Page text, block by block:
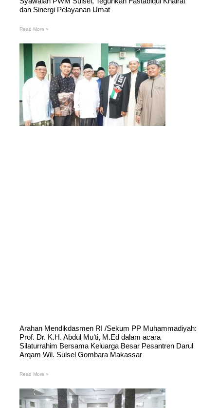
dan Sinergi Pelayanan Umat
Read More »
Arahan Mendikdasmen RI /Sekum PP Muhammadiyah:
Prof. Dr. K.H. Abdul Mu’ti, M.Ed dalam acara
Silaturrahim Bersama Keluarga Besar Pesantren Darul
Arqam Wil. Sulsel Gombara Makassar
Read More »